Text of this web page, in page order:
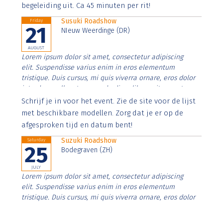
begeleiding uit. Ca 45 minuten per rit!
Friday
21
AUGUST
Susuki Roadshow
NIeuw Weerdinge (DR)
Lorem ipsum dolor sit amet, consectetur adipiscing
elit. Suspendisse varius enim in eros elementum
tristique. Duis cursus, mi quis viverra ornare, eros dolor
interdum nulla, ut commodo diam libero vitae erat.
Aenean faucibus nibh et justo cursus id rutrum lorem
imperdiet. Nunc ut sem vitae risus tristique posuere.
Schrijf je in voor het event. Zie de site voor de lijst
met beschikbare modellen. Zorg dat je er op de
afgesproken tijd en datum bent!
Saturday
25
JULY
Suzuki Roadshow
Bodegraven (ZH)
Lorem ipsum dolor sit amet, consectetur adipiscing
elit. Suspendisse varius enim in eros elementum
tristique. Duis cursus, mi quis viverra ornare, eros dolor